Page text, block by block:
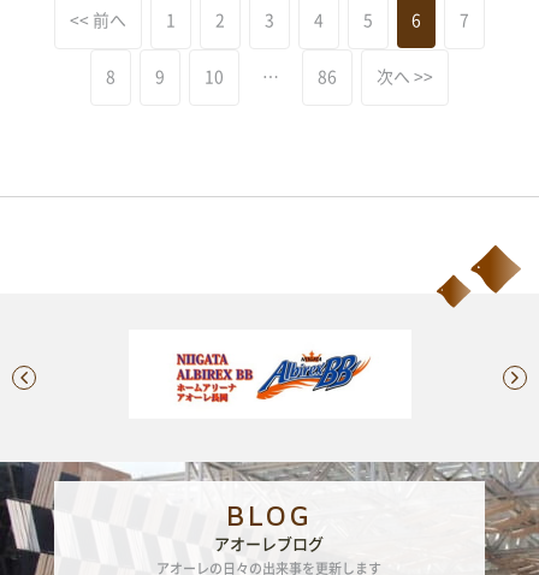
<< 前へ 1 2 3 4 5 6 7
8 9 10 … 86 次へ >>
BLOG
アオーレブログ
アオーレの日々の出来事を更新します